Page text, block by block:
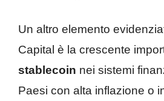
Un altro elemento
Capital è la crescente
stablecoin nei sistemi
Paesi con alta inflazione o